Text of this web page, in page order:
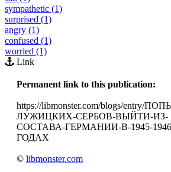
sympathetic (1)
surprised (1)
angry (1)
confused (1)
worried (1)
Link
Permanent link to this publication:
https://libmonster.com/blogs/entry/
ЛУЖИЦКИХ-СЕРБОВ-ВЫЙТИ-ИЗ-
СОСТАВА-ГЕРМАНИИ-В-1945-
ГОДАХ
© libmonster.com